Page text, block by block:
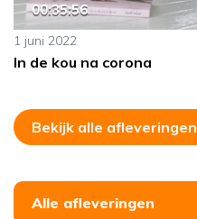
00:35:56
1 juni 2022
In de kou na corona
Bekijk alle afleveringen
Alle afleveringen